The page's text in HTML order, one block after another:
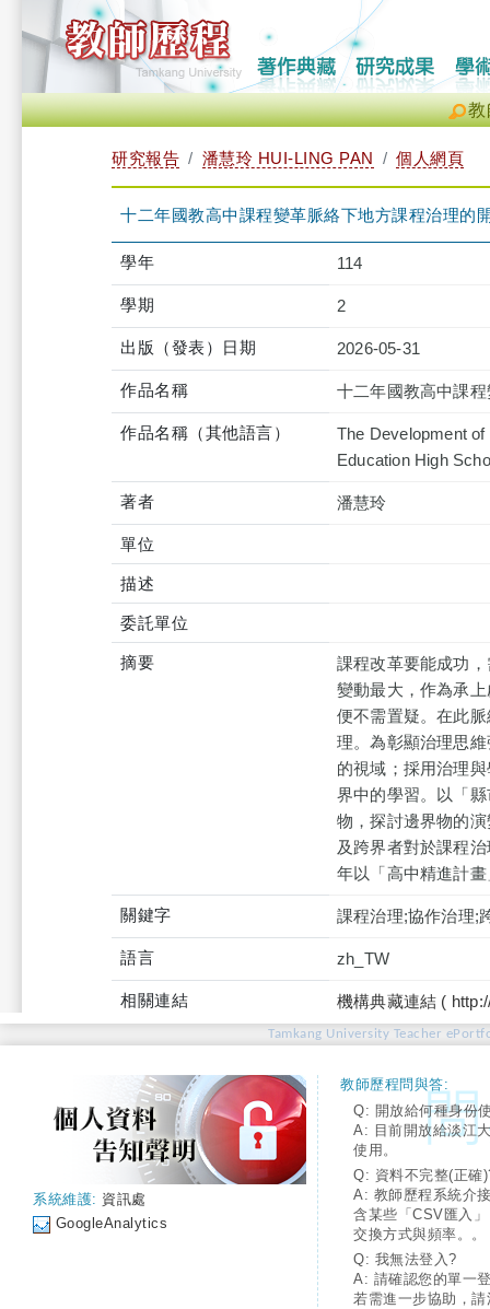
教
研究報告 潘慧玲 HUI-LING PAN 個人網頁
十二年國教高中課程變革脈絡下地方課程治理的
學年 114
學期 2
出版（發表）日期 2026-05-31
作品名稱 十二年國教高中課
作品名稱（其他語言）
The Development
Education High
著者 潘慧玲
單位
描述
委託單位
摘要
課程改革要能成功
變動最大，作為承
便不需置疑。在此
理。為彰顯治理思
的視域；採用治理
界中的學習。以「
物，探討邊界物的
及跨界者對於課程
年以「高中精進計
關鍵字 課程治理;協作治理;
語言 zh_TW
相關連結 機構典藏連結 (
Tamkang University Teacher
系統維護: 資訊處
GoogleAnalytics
教師歷程問與答:
Q: 開放給何種身份
A: 目前開放給淡江
使用。
Q: 資料不完整(正確
A: 教師歷程系統介
含某些「CSV匯入
交換方式與頻率。。
Q: 我無法登入?
A: 請確認您的單一
若需進一步協助，